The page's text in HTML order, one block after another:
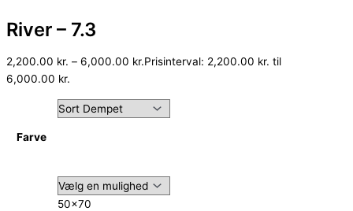
River – 7.3
2,200.00 kr. – 6,000.00 kr.Prisinterval: 2,200.00 kr. til
6,000.00 kr.
Farve
50x70